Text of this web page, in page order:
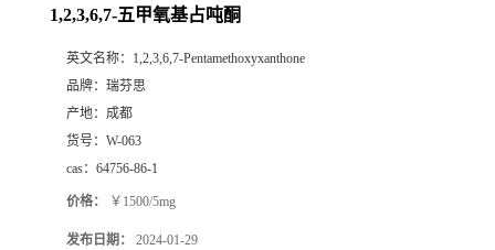
1,2,3,6,7-五甲氧基占吨酮
英文名称： 1,2,3,6,7-Pentamethoxyxanthone
品牌： 瑞芬思
产地： 成都
货号： W-063
cas： 64756-86-1
价格： ￥1500/5mg
发布日期： 2024-01-29